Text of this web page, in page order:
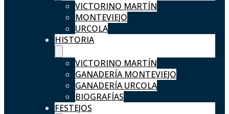
VICTORINO MARTÍN
MONTEVIEJO
URCOLA
HISTORIA
VICTORINO MARTÍN
GANADERÍA MONTEVIEJO
GANADERÍA URCOLA
BIOGRAFÍAS
FESTEJOS